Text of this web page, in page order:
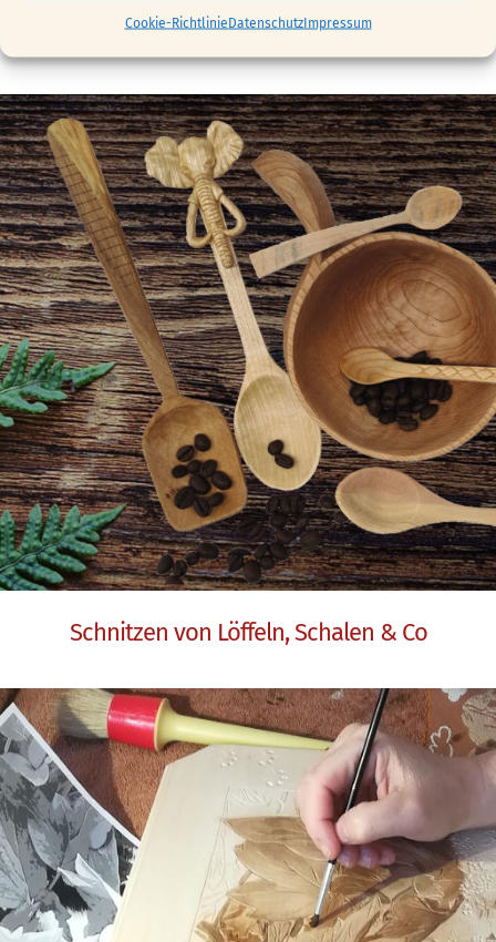
Cookie-RichtlinieDatenschutzImpressum
Hobbyurlaub
Schnitzen von Löffeln, Schalen & Co